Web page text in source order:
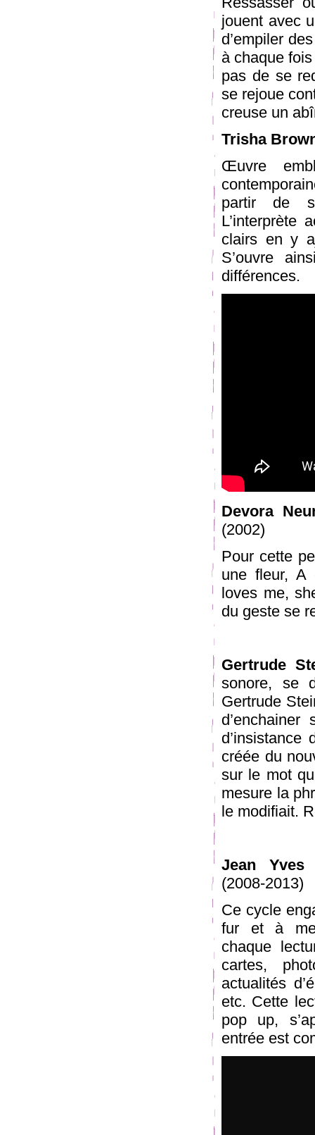
jouent avec
d’empiler
à chaque
pas de se
se rejoue
creuse un
Trisha
Œuvre
partir de
L’interprète
clairs en y
S’ouvre
différences.
Devora
(2002)
Pour cette
une fleur, A
loves me,
du geste se
Gertrude
sonore, se
Gertrude
d’enchainer
d’insistance
créée du
sur le mot
mesure la
le modifiait.
Jean Yves
(2008-2013)
Ce cycle
fur et à
chaque
cartes,
actualités
etc. Cette
pop up,
entrée est